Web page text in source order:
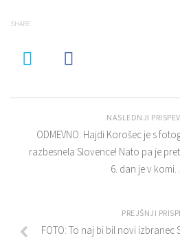
SHARE
NASLEDNJI
ODMEVNO: Hajdi Korošec je s
razbesnela Slovence! Nato pa je
6. dan je v
PREJŠNJI
FOTO: To naj bi bil novi izbranec